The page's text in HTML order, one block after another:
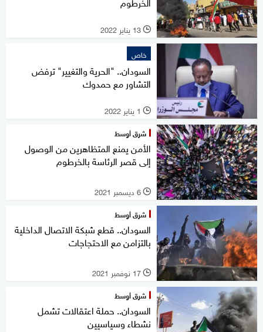
l 13 يناير 2022
خاص
السودان.. "الحرية والتغيير" ترفض
التشاور مع حمدوك
l 1 يناير 2022
شرق أوسط
الأمن يمنع المتظاهرين من الوصول
إلى قصر الرئاسة بالخرطوم
l 6 ديسمبر 2021
شرق أوسط
السودان.. قطع شبكة الاتصال الداخلية
بالتزامن مع الاحتجاجات
l 17 نوفمبر 2021
شرق أوسط
السودان.. حملة اعتقالات تشمل
نشطاء وسياسيين